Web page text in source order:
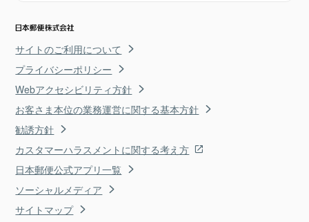
サイトのご利用について
プライバシーポリシー
Webアクセシビリティ方針
お客さま本位の業務運営に関する基本方針
勧誘方針
カスタマーハラスメントに関する考え方
日本郵便公式アプリ一覧
ソーシャルメディア
サイトマップ